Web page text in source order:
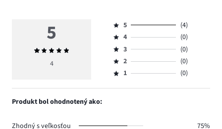
5
Priemerné
hodnotenie
4
Hodnotenie
5,
počet
hlasov
4.
5
(4)
Hodnotenie
4,
počet
hlasov
4
(0)
Hodnotenie
3,
počet
3
(0)
Hodnotenie
2,
2
(0)
Hodnotenie
1,
1 (0)
Produkt bol ohodnotený ako:
Zhodný s veľkosťou
75%